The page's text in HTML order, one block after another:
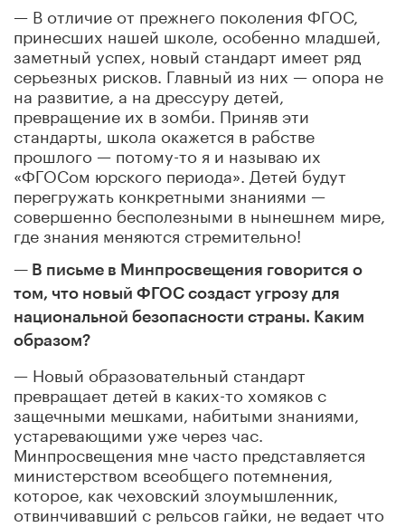
— В отличие от прежнего поколения ФГОС,
принесших нашей школе, особенно младшей,
заметный успех, новый стандарт имеет ряд
серьезных рисков. Главный из них — опора не
на развитие, а на дрессуру детей,
превращение их в зомби. Приняв эти
стандарты, школа окажется в рабстве
прошлого — потому-то я и называю их
«ФГОСом юрского периода». Детей будут
перегружать конкретными знаниями —
совершенно бесполезными в нынешнем мире,
где знания меняются стремительно!
— В письме в Минпросвещения говорится о
том, что новый ФГОС создаст угрозу для
национальной безопасности страны. Каким
образом?
— Новый образовательный стандарт
превращает детей в каких-то хомяков с
защечными мешками, набитыми знаниями,
устаревающими уже через час.
Минпросвещения мне часто представляется
министерством всеобщего потемнения,
которое, как чеховский злоумышленник,
отвинчивавший с рельсов гайки, не ведает что